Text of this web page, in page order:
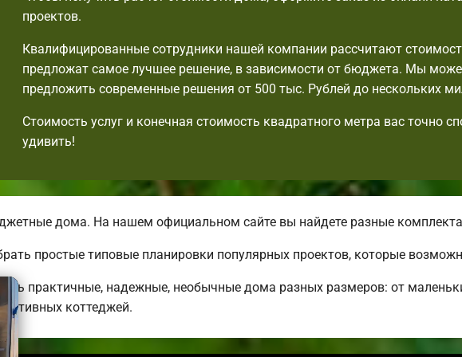
проектов.
Квалифицированные сотрудники нашей компании рассчитают
предложат самое лучшее решение, в зависимости от бюджета. Мы
предложить современные решения от 500 тыс. Рублей до нескольких
Стоимость услуг и конечная стоимость квадратного метра вас точно
удивить!
дома. На нашем официальном сайте вы найдете разные
простые типовые планировки популярных проектов, которые
практичные, надежные, необычные дома разных размеров: от
коттеджей.